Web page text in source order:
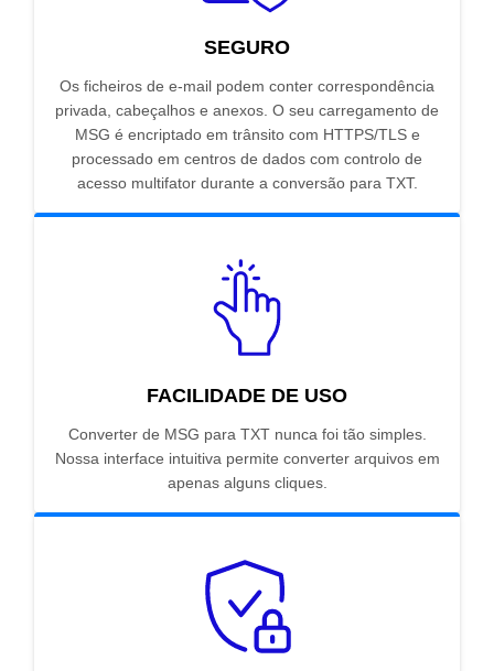
SEGURO
Os ficheiros de e-mail podem conter correspondência
privada, cabeçalhos e anexos. O seu carregamento de
MSG é encriptado em trânsito com HTTPS/TLS e
processado em centros de dados com controlo de
acesso multifator durante a conversão para TXT.
FACILIDADE DE USO
Converter de MSG para TXT nunca foi tão simples.
Nossa interface intuitiva permite converter arquivos em
apenas alguns cliques.